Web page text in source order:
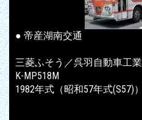
● 帝産湖南交通
三菱ふそう／呉羽自動車工業
K-MP518M
1982年式（昭和57年式(S57)）